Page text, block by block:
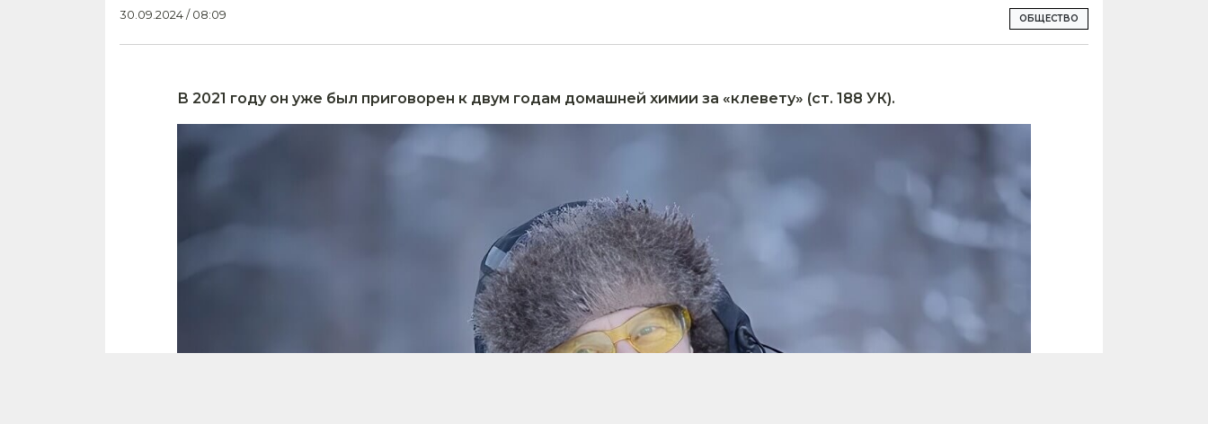
30.09.2024 / 08:09 ОБЩЕСТВО
В 2021 году он уже был приговорен к двум годам домашней химии за «клевету» (ст. 188 УК).